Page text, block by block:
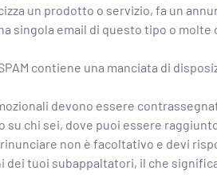
un prodotto o servizio, fa un
singola email di questo tipo o molte
contiene una manciata di
devono essere
chi sei, dove puoi essere
non è facoltativo e devi
dei tuoi subappaltatori, il che